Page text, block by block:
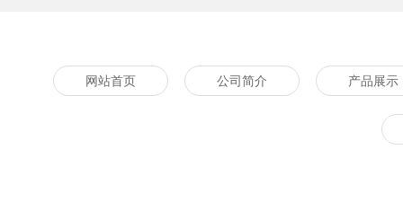
网站首页 公司简介 产品展示